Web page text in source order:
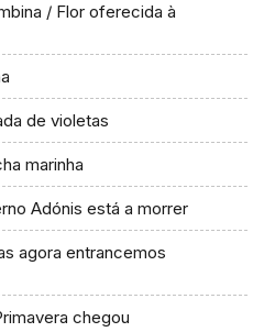
à
de violetas
marinha
Adónis está a morrer
agora entrancemos
chegou